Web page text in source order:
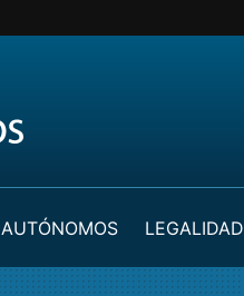
AUTÓNOMOS
LEGALIDAD